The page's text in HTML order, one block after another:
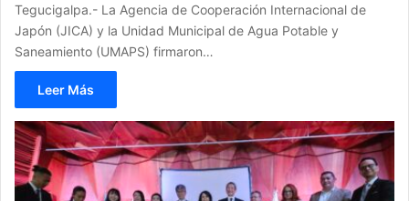
Tegucigalpa.- La Agencia de Cooperación Internacional de
Japón (JICA) y la Unidad Municipal de Agua Potable y
Saneamiento (UMAPS) firmaron…
Leer Más